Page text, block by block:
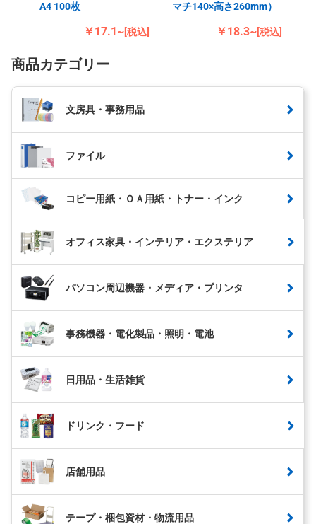
A4 100枚
￥17.1~[税込]
マチ140×高さ260mm）
￥18.3~[税込]
商品カテゴリー
文房具・事務用品
ファイル
コピー用紙・ＯＡ用紙・トナー・インク
オフィス家具・インテリア・エクステリア
パソコン周辺機器・メディア・プリンタ
事務機器・電化製品・照明・電池
日用品・生活雑貨
ドリンク・フード
店舗用品
テープ・梱包資材・物流用品